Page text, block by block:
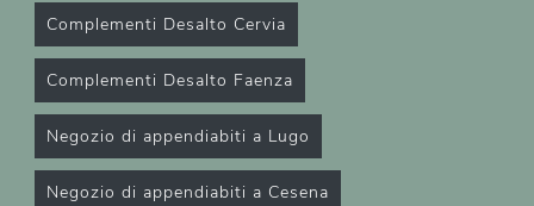
Complementi Desalto Cervia
Complementi Desalto Faenza
Negozio di appendiabiti a Lugo
Negozio di appendiabiti a Cesena